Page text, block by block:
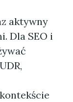
aktywny
Dla SEO i